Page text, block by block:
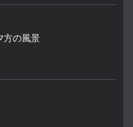
方の風景